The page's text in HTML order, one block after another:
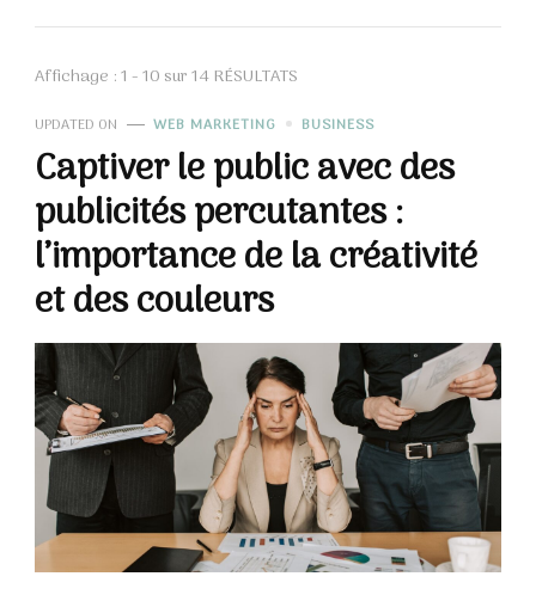
Affichage : 1 - 10 sur 14 RÉSULTATS
UPDATED ON WEB MARKETING BUSINESS
Captiver le public avec des
publicités percutantes :
l’importance de la créativité
et des couleurs